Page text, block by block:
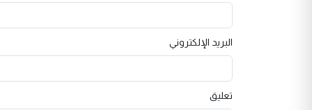
البريد الإلكتروني
تعليق